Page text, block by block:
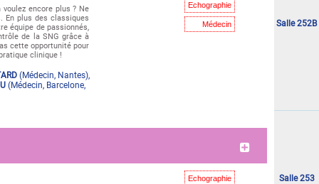
Echographie
Médecin
encore plus ? Ne
En plus des classiques
équipe de passionnés,
de la SNG grâce à
cette opportunité pour
clinique !
(Médecin, Nantes),
(Médecin, Barcelone,
Salle 252B
Echographie Salle 253